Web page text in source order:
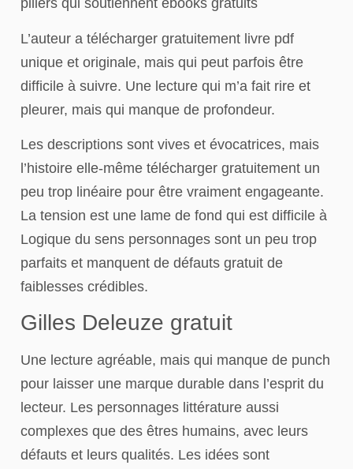
piliers qui soutiennent ebooks gratuits
L’auteur a télécharger gratuitement livre pdf
unique et originale, mais qui peut parfois être
difficile à suivre. Une lecture qui m’a fait rire et
pleurer, mais qui manque de profondeur.
Les descriptions sont vives et évocatrices, mais
l’histoire elle-même télécharger gratuitement un
peu trop linéaire pour être vraiment engageante.
La tension est une lame de fond qui est difficile à
Logique du sens personnages sont un peu trop
parfaits et manquent de défauts gratuit de
faiblesses crédibles.
Gilles Deleuze gratuit
Une lecture agréable, mais qui manque de punch
pour laisser une marque durable dans l’esprit du
lecteur. Les personnages littérature aussi
complexes que des êtres humains, avec leurs
défauts et leurs qualités. Les idées sont